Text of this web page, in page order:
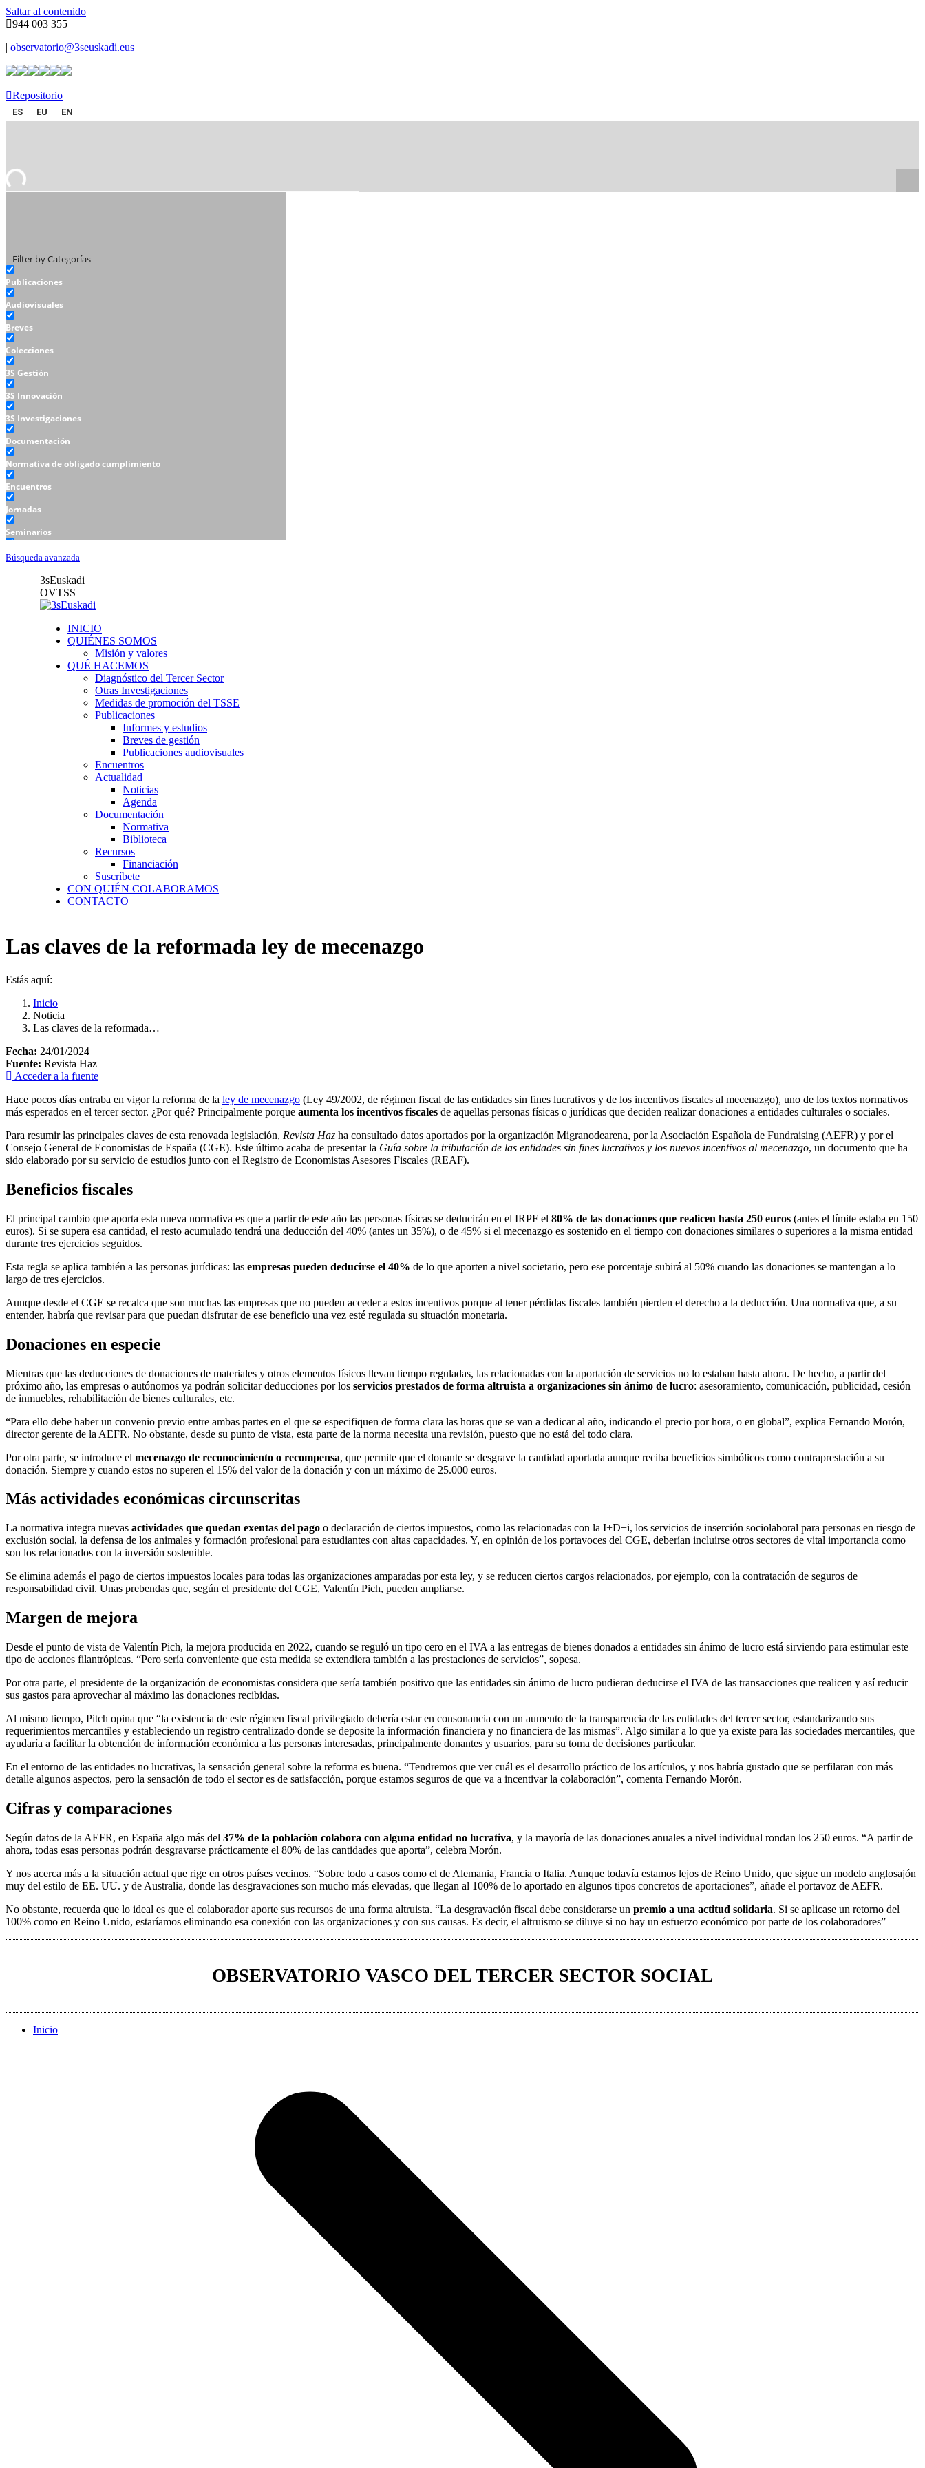
Saltar al contenido
944 003 355
| observatorio@3seuskadi.eus
Repositorio
ES EU EN
Filter by Categorías
Publicaciones
Audiovisuales
Breves
Colecciones
3S Gestión
3S Innovación
3S Investigaciones
Documentación
Normativa de obligado cumplimiento
Encuentros
Jornadas
Seminarios
Talleres
Búsqueda avanzada
3sEuskadi
OVTSS
INICIO
QUIÉNES SOMOS
Misión y valores
QUÉ HACEMOS
Diagnóstico del Tercer Sector
Otras Investigaciones
Medidas de promoción del TSSE
Publicaciones
Informes y estudios
Breves de gestión
Publicaciones audiovisuales
Encuentros
Actualidad
Noticias
Agenda
Documentación
Normativa
Biblioteca
Recursos
Financiación
Suscríbete
CON QUIÉN COLABORAMOS
CONTACTO
Las claves de la reformada ley de mecenazgo
Estás aquí:
Inicio
Noticia
Las claves de la reformada…
Fecha: 24/01/2024
Fuente: Revista Haz
Acceder a la fuente
Hace pocos días entraba en vigor la reforma de la ley de mecenazgo (Ley 49/2002, de régimen fiscal de las entidades sin fines lucrativos y de los incentivos fiscales al mecenazgo), uno de los textos normativos
más esperados en el tercer sector. ¿Por qué? Principalmente porque aumenta los incentivos fiscales de aquellas personas físicas o jurídicas que deciden realizar donaciones a entidades culturales o sociales.
Para resumir las principales claves de esta renovada legislación, Revista Haz ha consultado datos aportados por la organización Migranodearena, por la Asociación Española de Fundraising (AEFR) y por el
Consejo General de Economistas de España (CGE). Este último acaba de presentar la Guía sobre la tributación de las entidades sin fines lucrativos y los nuevos incentivos al mecenazgo, un documento que ha
sido elaborado por su servicio de estudios junto con el Registro de Economistas Asesores Fiscales (REAF).
Beneficios fiscales
El principal cambio que aporta esta nueva normativa es que a partir de este año las personas físicas se deducirán en el IRPF el 80% de las donaciones que realicen hasta 250 euros (antes el límite estaba en 150
euros). Si se supera esa cantidad, el resto acumulado tendrá una deducción del 40% (antes un 35%), o de 45% si el mecenazgo es sostenido en el tiempo con donaciones similares o superiores a la misma entidad
durante tres ejercicios seguidos.
Esta regla se aplica también a las personas jurídicas: las empresas pueden deducirse el 40% de lo que aporten a nivel societario, pero ese porcentaje subirá al 50% cuando las donaciones se mantengan a lo
largo de tres ejercicios.
Aunque desde el CGE se recalca que son muchas las empresas que no pueden acceder a estos incentivos porque al tener pérdidas fiscales también pierden el derecho a la deducción. Una normativa que, a su
entender, habría que revisar para que puedan disfrutar de ese beneficio una vez esté regulada su situación monetaria.
Donaciones en especie
Mientras que las deducciones de donaciones de materiales y otros elementos físicos llevan tiempo reguladas, las relacionadas con la aportación de servicios no lo estaban hasta ahora. De hecho, a partir del
próximo año, las empresas o autónomos ya podrán solicitar deducciones por los servicios prestados de forma altruista a organizaciones sin ánimo de lucro: asesoramiento, comunicación, publicidad, cesión
de inmuebles, rehabilitación de bienes culturales, etc.
“Para ello debe haber un convenio previo entre ambas partes en el que se especifiquen de forma clara las horas que se van a dedicar al año, indicando el precio por hora, o en global”, explica Fernando Morón,
director gerente de la AEFR. No obstante, desde su punto de vista, esta parte de la norma necesita una revisión, puesto que no está del todo clara.
Por otra parte, se introduce el mecenazgo de reconocimiento o recompensa, que permite que el donante se desgrave la cantidad aportada aunque reciba beneficios simbólicos como contraprestación a su
donación. Siempre y cuando estos no superen el 15% del valor de la donación y con un máximo de 25.000 euros.
Más actividades económicas circunscritas
La normativa integra nuevas actividades que quedan exentas del pago o declaración de ciertos impuestos, como las relacionadas con la I+D+i, los servicios de inserción sociolaboral para personas en riesgo de
exclusión social, la defensa de los animales y formación profesional para estudiantes con altas capacidades. Y, en opinión de los portavoces del CGE, deberían incluirse otros sectores de vital importancia como
son los relacionados con la inversión sostenible.
Se elimina además el pago de ciertos impuestos locales para todas las organizaciones amparadas por esta ley, y se reducen ciertos cargos relacionados, por ejemplo, con la contratación de seguros de
responsabilidad civil. Unas prebendas que, según el presidente del CGE, Valentín Pich, pueden ampliarse.
Margen de mejora
Desde el punto de vista de Valentín Pich, la mejora producida en 2022, cuando se reguló un tipo cero en el IVA a las entregas de bienes donados a entidades sin ánimo de lucro está sirviendo para estimular este
tipo de acciones filantrópicas. “Pero sería conveniente que esta medida se extendiera también a las prestaciones de servicios”, sopesa.
Por otra parte, el presidente de la organización de economistas considera que sería también positivo que las entidades sin ánimo de lucro pudieran deducirse el IVA de las transacciones que realicen y así reducir
sus gastos para aprovechar al máximo las donaciones recibidas.
Al mismo tiempo, Pitch opina que “la existencia de este régimen fiscal privilegiado debería estar en consonancia con un aumento de la transparencia de las entidades del tercer sector, estandarizando sus
requerimientos mercantiles y estableciendo un registro centralizado donde se deposite la información financiera y no financiera de las mismas”. Algo similar a lo que ya existe para las sociedades mercantiles, que
ayudaría a facilitar la obtención de información económica a las personas interesadas, principalmente donantes y usuarios, para su toma de decisiones particular.
En el entorno de las entidades no lucrativas, la sensación general sobre la reforma es buena. “Tendremos que ver cuál es el desarrollo práctico de los artículos, y nos habría gustado que se perfilaran con más
detalle algunos aspectos, pero la sensación de todo el sector es de satisfacción, porque estamos seguros de que va a incentivar la colaboración”, comenta Fernando Morón.
Cifras y comparaciones
Según datos de la AEFR, en España algo más del 37% de la población colabora con alguna entidad no lucrativa, y la mayoría de las donaciones anuales a nivel individual rondan los 250 euros. “A partir de
ahora, todas esas personas podrán desgravarse prácticamente el 80% de las cantidades que aporta”, celebra Morón.
Y nos acerca más a la situación actual que rige en otros países vecinos. “Sobre todo a casos como el de Alemania, Francia o Italia. Aunque todavía estamos lejos de Reino Unido, que sigue un modelo anglosajón
muy del estilo de EE. UU. y de Australia, donde las desgravaciones son mucho más elevadas, que llegan al 100% de lo aportado en algunos tipos concretos de aportaciones”, añade el portavoz de AEFR.
No obstante, recuerda que lo ideal es que el colaborador aporte sus recursos de una forma altruista. “La desgravación fiscal debe considerarse un premio a una actitud solidaria. Si se aplicase un retorno del
100% como en Reino Unido, estaríamos eliminando esa conexión con las organizaciones y con sus causas. Es decir, el altruismo se diluye si no hay un esfuerzo económico por parte de los colaboradores”
OBSERVATORIO VASCO DEL TERCER SECTOR SOCIAL
Inicio